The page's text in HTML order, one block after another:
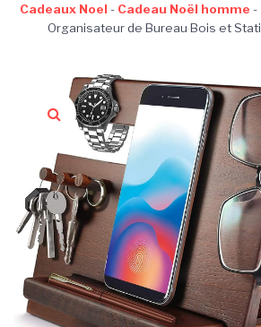
Cadeaux Noel - Cadeau Noël homme -
Organisateur de Bureau Bois et